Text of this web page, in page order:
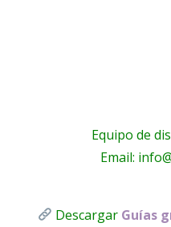
Equipo de
Email:
Descargar Guías